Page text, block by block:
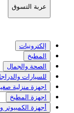
عربة التسوق
إلكترونيات
المطبخ
الصحة والجمال
للسيارات
اجهزة منزلية
اجهزة المطبخ
أجهزة الكمبيوتر